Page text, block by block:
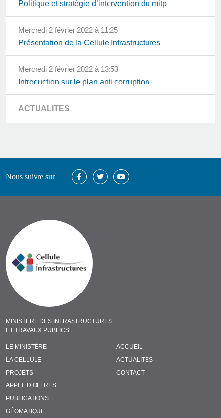
Politique et stratégie d’intervention du mitp
mercredi 2 février 2022 à 11:25
Présentation de la Cellule Infrastructures
mercredi 2 février 2022 à 13:53
Introduction sur le plan anti corruption
ACTUALITES
Nous suivre sur
MINISTERE DES INFRASTRUCTURES
ET TRAVAUX PUBLICS
LE MINISTÈRE
LA CELLULE
PROJETS
APPEL D’OFFRES
PUBLICATIONS
GÉOMATIQUE
ACCUEIL
ACTUALITES
CONTACT